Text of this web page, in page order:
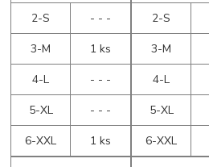
2-S
- - -
3-M
1 ks
4-L
- - -
5-XL
- - -
6-XXL
1 ks
2-S
3-M
4-L
5-XL
6-XXL